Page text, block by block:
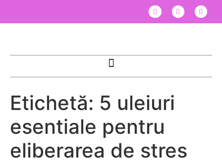
Etichetă: 5 uleiuri
esentiale pentru
eliberarea de stres